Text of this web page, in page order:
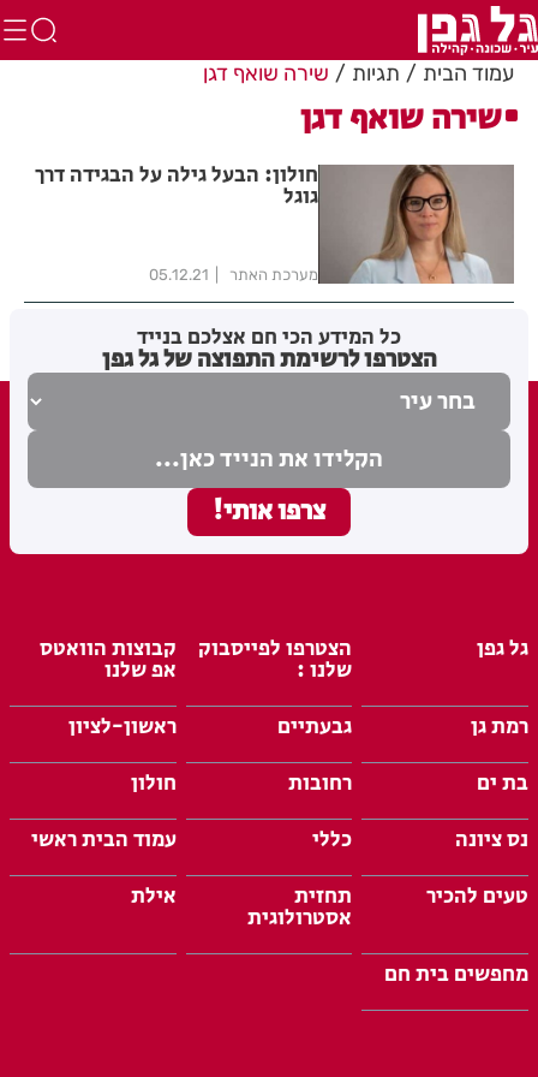
עמוד הבית תגיות שירה שואף דגן
שירה שואף דגן
חולון: הבעל גילה על הבגידה דרך
גוגל
מערכת האתר 05.12.21
כל המידע הכי חם אצלכם בנייד
הצטרפו לרשימת התפוצה של גל גפן
גל גפן הצטרפו לפייסבוק
שלנו :
קבוצות הוואטס
אפ שלנו
רמת גן
גבעתיים
ראשון-לציון
בת ים
רחובות
חולון
נס ציונה
כללי
עמוד הבית ראשי
טעים להכיר
תחזית
אסטרולוגית
אילת
מחפשים בית חם